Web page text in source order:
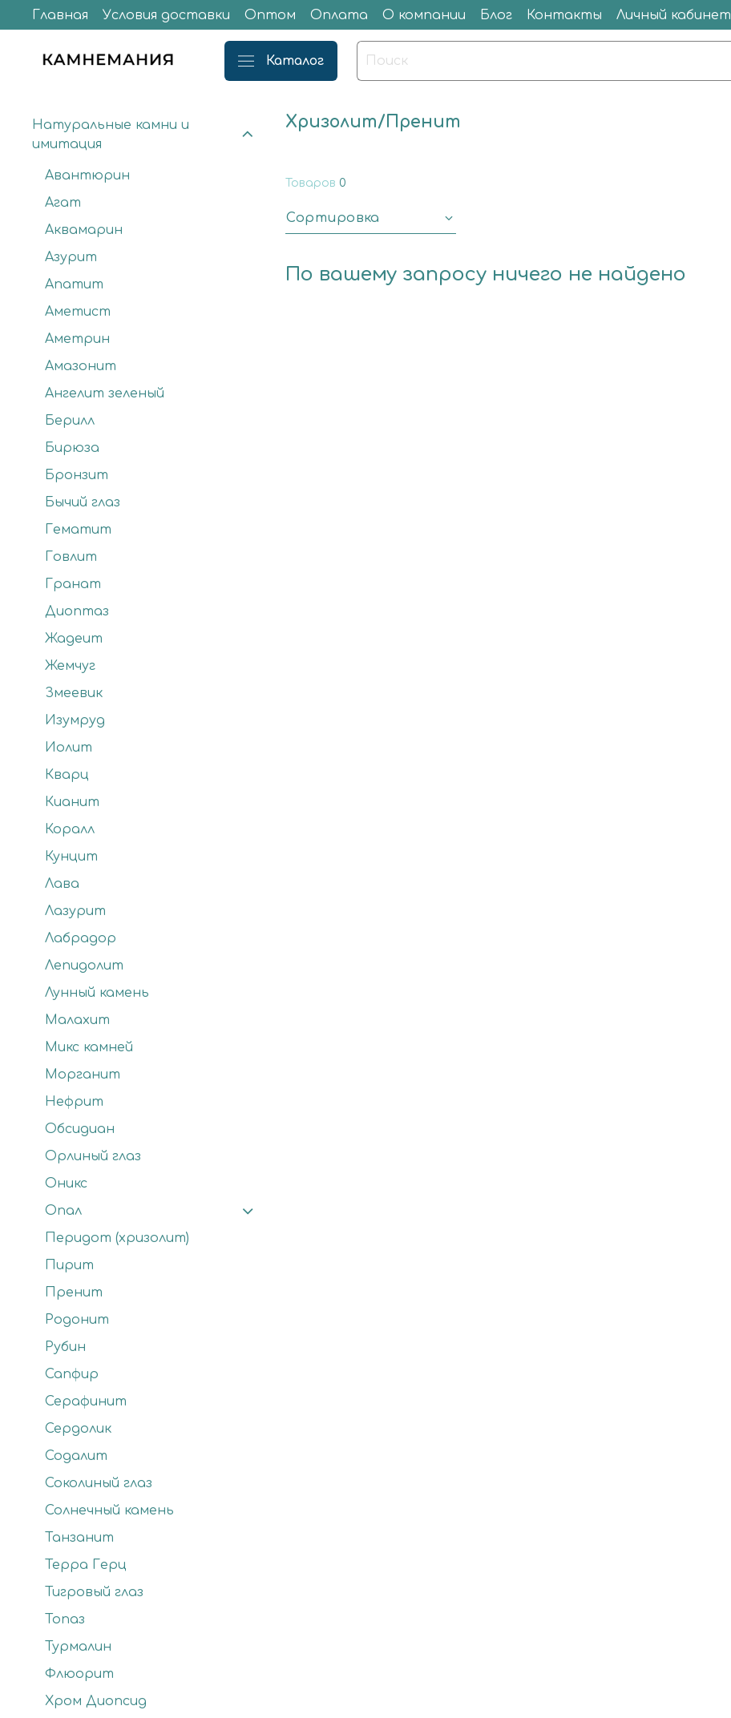
Главная Условия доставки Оптом Оплата О компании Блог Контакты Личный кабинет
Каталог
Хризолит/Пренит
Товаров 0
Сортировка
По вашему запросу ничего не найдено
Натуральные камни и
имитация
Авантюрин
Агат
Аквамарин
Азурит
Апатит
Аметист
Аметрин
Амазонит
Ангелит зеленый
Берилл
Бирюза
Бронзит
Бычий глаз
Гематит
Говлит
Гранат
Диоптаз
Жадеит
Жемчуг
Змеевик
Изумруд
Иолит
Кварц
Кианит
Коралл
Кунцит
Лава
Лазурит
Лабрадор
Лепидолит
Лунный камень
Малахит
Микс камней
Морганит
Нефрит
Обсидиан
Орлиный глаз
Оникс
Опал
Перидот (хризолит)
Пирит
Пренит
Родонит
Рубин
Сапфир
Серафинит
Сердолик
Содалит
Соколиный глаз
Солнечный камень
Танзанит
Терра Герц
Тигровый глаз
Топаз
Турмалин
Флюорит
Хром Диопсид